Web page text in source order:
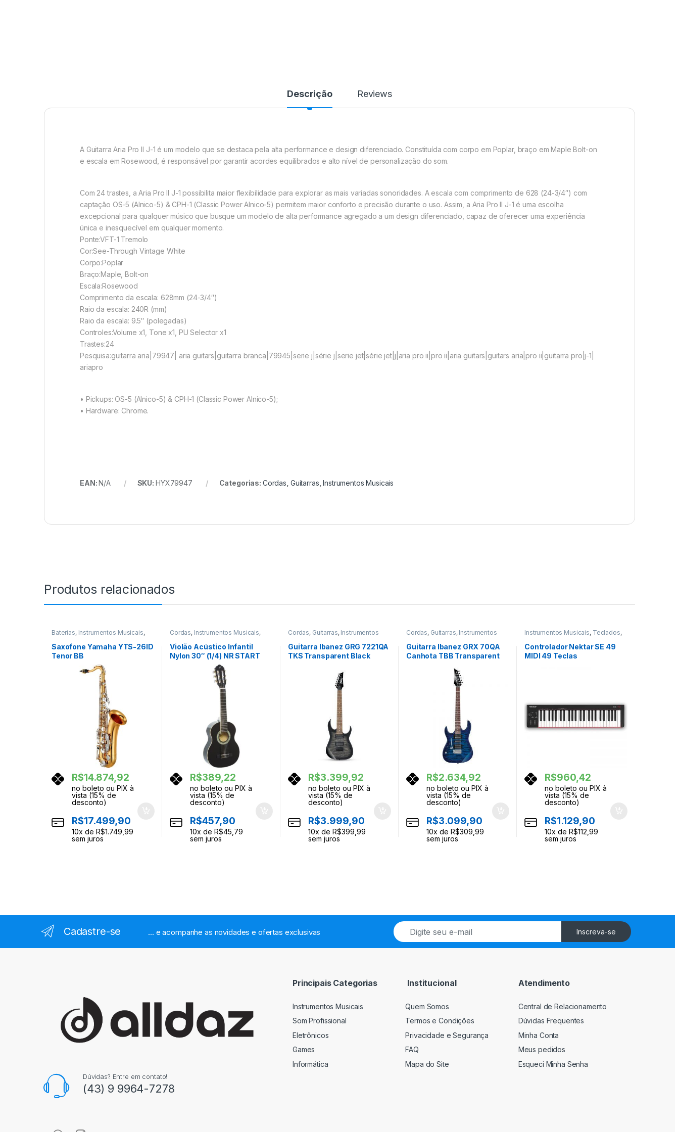
Descrição Reviews
A Guitarra Aria Pro II J-1 é um modelo que se destaca pela alta performance e design diferenciado. Constituída com corpo em Poplar, braço em Maple Bolt-on
e escala em Rosewood, é responsável por garantir acordes equilibrados e alto nível de personalização do som.
Com 24 trastes, a Aria Pro II J-1 possibilita maior flexibilidade para explorar as mais variadas sonoridades. A escala com comprimento de 628 (24-3/4″) com
captação OS-5 (Alnico-5) & CPH-1 (Classic Power Alnico-5) permitem maior conforto e precisão durante o uso. Assim, a Aria Pro II J-1 é uma escolha
excepcional para qualquer músico que busque um modelo de alta performance agregado a um design diferenciado, capaz de oferecer uma experiência
única e inesquecível em qualquer momento.
Ponte:VFT-1 Tremolo
Cor:See-Through Vintage White
Corpo:Poplar
Braço:Maple, Bolt-on
Escala:Rosewood
Comprimento da escala: 628mm (24-3/4″)
Raio da escala: 240R (mm)
Raio da escala: 9.5″ (polegadas)
Controles:Volume x1, Tone x1, PU Selector x1
Trastes:24
Pesquisa:guitarra aria|79947| aria guitars|guitarra branca|79945|serie j|série j|serie jet|série jet|j|aria pro ii|pro ii|aria guitars|guitars aria|pro ii|guitarra pro|j-1|
ariapro
• Pickups: OS-5 (Alnico-5) & CPH-1 (Classic Power Alnico-5);
• Hardware: Chrome.
EAN:N/A SKU: HYX79947 Categorias: Cordas Guitarras ,Instrumentos Musicais
Produtos relacionados
Baterias, Instrumentos Musicais,
Saxofone Yamaha YTS-26ID
Tenor BB
R$14.874,92
no boleto ou PIX à
vista (15% de
desconto)
R$17.499,90
10x de R$1.749,99
sem juros
Cordas, Instrumentos Musicais,
Violão Acústico Infantil
Nylon 30″ (1/4) NR START
Preto GIANNINI
R$389,22
no boleto ou PIX à
vista (15% de
desconto)
R$457,90
10x de R$45,79
sem juros
Cordas, Guitarras, Instrumentos
Guitarra Ibanez GRG 7221QA
TKS Transparent Black
R$3.399,92
no boleto ou PIX à
vista (15% de
desconto)
R$3.999,90
10x de R$399,99
sem juros
Cordas, Guitarras, Instrumentos
Guitarra Ibanez GRX 70QA
Canhota TBB Transparent
R$2.634,92
no boleto ou PIX à
vista (15% de
desconto)
R$3.099,90
10x de R$309,99
sem juros
Instrumentos Musicais, Teclados,
Controlador Nektar SE 49
MIDI 49 Teclas
R$960,42
no boleto ou PIX à
vista (15% de
desconto)
R$1.129,90
10x de R$112,99
sem juros
Cadastre-se ... e acompanhe as novidades e ofertas exclusivas
E
m
a
Inscreva-se
Dúvidas? Entre em contato!
(43) 9 9964-7278
Principais Categorias
Instrumentos Musicais
Som Profissional
Eletrônicos
Games
Informática
Institucional
Quem Somos
Termos e Condições
Privacidade e Segurança
FAQ
Mapa do Site
Atendimento
Central de Relacionamento
Dúvidas Frequentes
Minha Conta
Meus pedidos
Esqueci Minha Senha